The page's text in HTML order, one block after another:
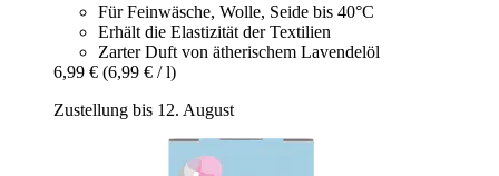
Für Feinwäsche, Wolle, Seide bis 40°C
Erhält die Elastizität der Textilien
Zarter Duft von ätherischem Lavendelöl
6,99 € (6,99 € / l)
Zustellung bis 12. August